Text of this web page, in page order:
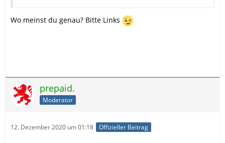
Wo meinst du genau? Bitte Links
prepaid.
Moderator
12. Dezember 2020 um 01:18 Offizieller Beitrag